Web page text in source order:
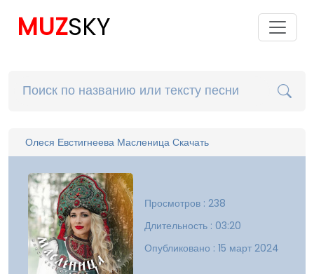
MUZSKY
Олеся Евстигнеева Масленица Скачать
Просмотров : 238
Длительность : 03:20
Опубликовано : 15 март 2024